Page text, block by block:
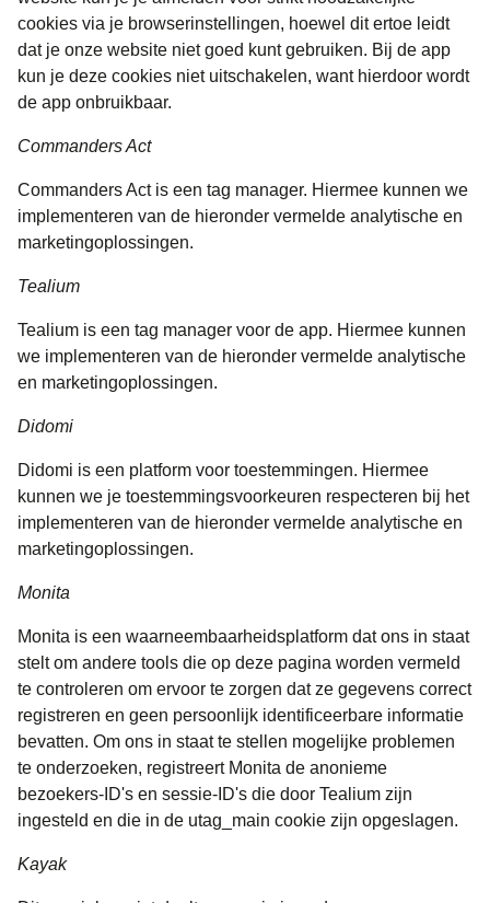
cookies via je browserinstellingen, hoewel dit ertoe leidt
dat je onze website niet goed kunt gebruiken. Bij de app
kun je deze cookies niet uitschakelen, want hierdoor wordt
de app onbruikbaar.
Commanders Act
Commanders Act is een tag manager. Hiermee kunnen we
implementeren van de hieronder vermelde analytische en
marketingoplossingen.
Tealium
Tealium is een tag manager voor de app. Hiermee kunnen
we implementeren van de hieronder vermelde analytische
en marketingoplossingen.
Didomi
Didomi is een platform voor toestemmingen. Hiermee
kunnen we je toestemmingsvoorkeuren respecteren bij het
implementeren van de hieronder vermelde analytische en
marketingoplossingen.
Monita
Monita is een waarneembaarheidsplatform dat ons in staat
stelt om andere tools die op deze pagina worden vermeld
te controleren om ervoor te zorgen dat ze gegevens correct
registreren en geen persoonlijk identificeerbare informatie
bevatten. Om ons in staat te stellen mogelijke problemen
te onderzoeken, registreert Monita de anonieme
bezoekers-ID's en sessie-ID's die door Tealium zijn
ingesteld en die in de utag_main cookie zijn opgeslagen.
Kayak